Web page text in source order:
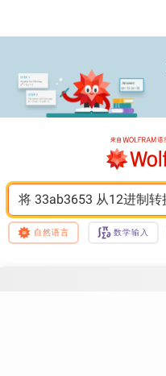
将 33ab3653 从12进制转
自然语言 数学输入